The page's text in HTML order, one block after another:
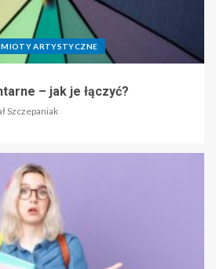
ARTYSTYCZNE
– jak je łączyć?
Szczepaniak